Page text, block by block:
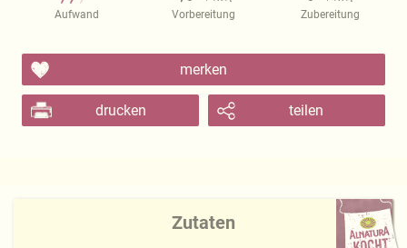
Aufwand Vorbereitung Zubereitung
merken
drucken teilen
Zutaten